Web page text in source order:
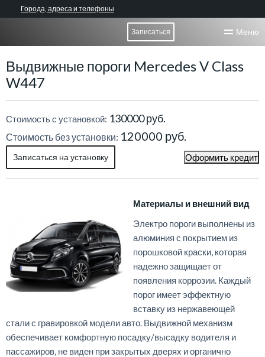
Города, адреса и телефоны
Записаться Меню
Выдвижные пороги Mercedes V Class
W447
Стоимость с установкой: 130000 руб.
Стоимость без установки: 120000 руб.
Записаться на установку Оформить кредит
Материалы и внешний вид
Электро пороги выполнены из
алюминия с покрытием из
порошковой краски, которая
надежно защищает от
появления коррозии. Каждый
порог имеет эффектную
вставку из нержавеющей
стали с гравировкой модели авто. Выдвижной механизм
обеспечивает комфортную посадку/высадку водителя и
пассажиров, не виден при закрытых дверях и органично